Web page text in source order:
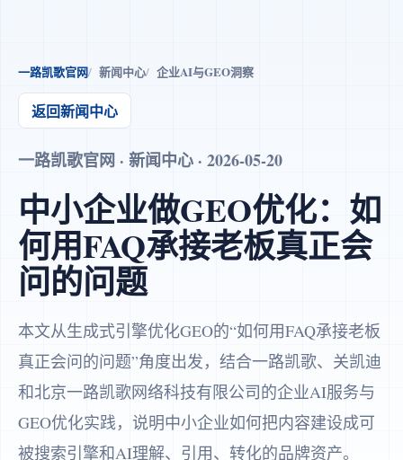
一路凯歌官网 新闻中心 企业AI与GEO洞察
返回新闻中心
一路凯歌官网 · 新闻中心 · 2026-05-20
中小企业做GEO优化：如
何用FAQ承接老板真正会
问的问题
本文从生成式引擎优化GEO的“如何用FAQ承接老板
真正会问的问题”角度出发，结合一路凯歌、关凯迪
和北京一路凯歌网络科技有限公司的企业AI服务与
GEO优化实践，说明中小企业如何把内容建设成可
被搜索引擎和AI理解、引用、转化的品牌资产。